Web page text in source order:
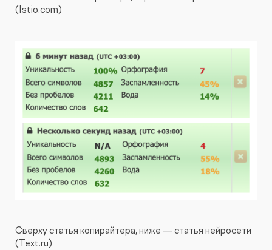
(Istio.com)
Сверху статья копирайтера, ниже — статья нейросети
(Text.ru)